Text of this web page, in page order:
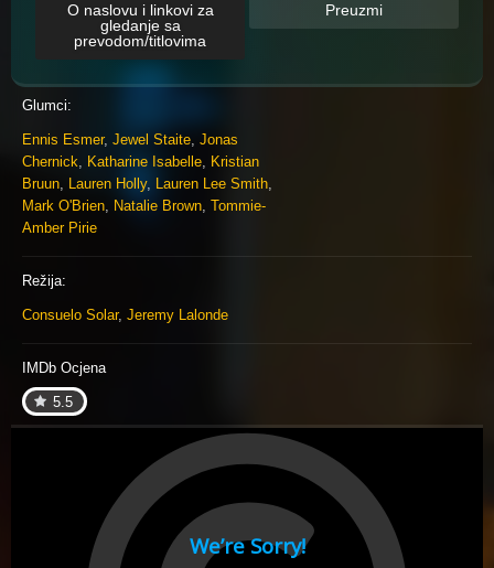
O naslovu i linkovi za
gledanje sa
prevodom/titlovima
Preuzmi
Glumci:
Ennis Esmer, Jewel Staite, Jonas
Chernick, Katharine Isabelle, Kristian
Bruun, Lauren Holly, Lauren Lee Smith,
Mark O'Brien, Natalie Brown, Tommie-
Amber Pirie
Režija:
Consuelo Solar, Jeremy Lalonde
IMDb Ocjena
5.5